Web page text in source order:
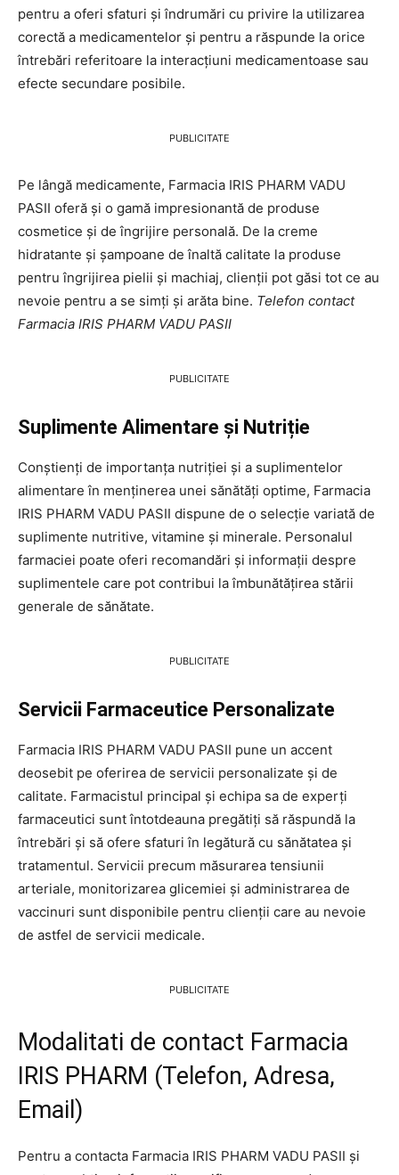
pentru a oferi sfaturi și îndrumări cu privire la utilizarea
corectă a medicamentelor și pentru a răspunde la orice
întrebări referitoare la interacțiuni medicamentoase sau
efecte secundare posibile.
PUBLICITATE
Pe lângă medicamente, Farmacia IRIS PHARM VADU
PASII oferă și o gamă impresionantă de produse
cosmetice și de îngrijire personală. De la creme
hidratante și șampoane de înaltă calitate la produse
pentru îngrijirea pielii și machiaj, clienții pot găsi tot ce au
nevoie pentru a se simți și arăta bine. Telefon contact
Farmacia IRIS PHARM VADU PASII
PUBLICITATE
Suplimente Alimentare și Nutriție
Conștienți de importanța nutriției și a suplimentelor
alimentare în menținerea unei sănătăți optime, Farmacia
IRIS PHARM VADU PASII dispune de o selecție variată de
suplimente nutritive, vitamine și minerale. Personalul
farmaciei poate oferi recomandări și informații despre
suplimentele care pot contribui la îmbunătățirea stării
generale de sănătate.
PUBLICITATE
Servicii Farmaceutice Personalizate
Farmacia IRIS PHARM VADU PASII pune un accent
deosebit pe oferirea de servicii personalizate și de
calitate. Farmacistul principal și echipa sa de experți
farmaceutici sunt întotdeauna pregătiți să răspundă la
întrebări și să ofere sfaturi în legătură cu sănătatea și
tratamentul. Servicii precum măsurarea tensiunii
arteriale, monitorizarea glicemiei și administrarea de
vaccinuri sunt disponibile pentru clienții care au nevoie
de astfel de servicii medicale.
PUBLICITATE
Modalitati de contact Farmacia
IRIS PHARM (Telefon, Adresa,
Email)
Pentru a contacta Farmacia IRIS PHARM VADU PASII și